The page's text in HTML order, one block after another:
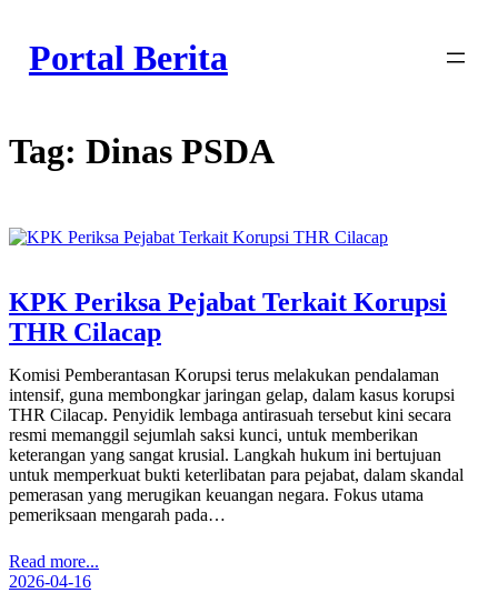
content
Portal Berita
Tag: Dinas PSDA
KPK Periksa Pejabat Terkait Korupsi
THR Cilacap
Komisi Pemberantasan Korupsi terus melakukan pendalaman
intensif, guna membongkar jaringan gelap, dalam kasus korupsi
THR Cilacap. Penyidik lembaga antirasuah tersebut kini secara
resmi memanggil sejumlah saksi kunci, untuk memberikan
keterangan yang sangat krusial. Langkah hukum ini bertujuan
untuk memperkuat bukti keterlibatan para pejabat, dalam skandal
pemerasan yang merugikan keuangan negara. Fokus utama
pemeriksaan mengarah pada…
Read more...
2026-04-16